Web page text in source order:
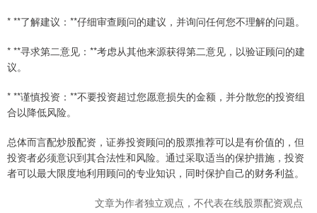
* **了解建议：**仔细审查顾问的建议，并询问任何您不理解的问题。
* **寻求第二意见：**考虑从其他来源获得第二意见，以验证顾问的建
议。
* **谨慎投资：**不要投资超过您愿意损失的金额，并分散您的投资组
合以降低风险。
总体而言配炒股配资，证券投资顾问的股票推荐可以是有价值的，但
投资者必须意识到其合法性和风险。通过采取适当的保护措施，投资
者可以最大限度地利用顾问的专业知识，同时保护自己的财务利益。
文章为作者独立观点，不代表在线股票配资观点